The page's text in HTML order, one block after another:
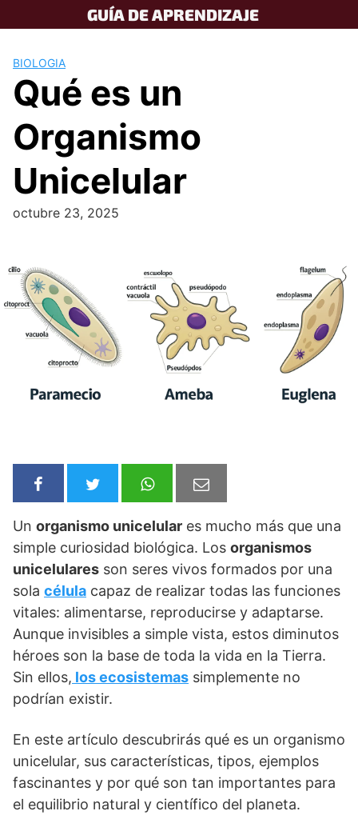
to
GUÍA DE APRENDIZAJE
BIOLOGIA
Qué es un
Organismo
Unicelular
octubre 23, 2025
Un organismo unicelular es mucho más que una
simple curiosidad biológica. Los organismos
unicelulares son seres vivos formados por una
sola célula capaz de realizar todas las funciones
vitales: alimentarse, reproducirse y adaptarse.
Aunque invisibles a simple vista, estos diminutos
héroes son la base de toda la vida en la Tierra.
Sin ellos, los ecosistemas simplemente no
podrían existir.
En este artículo descubrirás qué es un organismo
unicelular, sus características, tipos, ejemplos
fascinantes y por qué son tan importantes para
el equilibrio natural y científico del planeta.